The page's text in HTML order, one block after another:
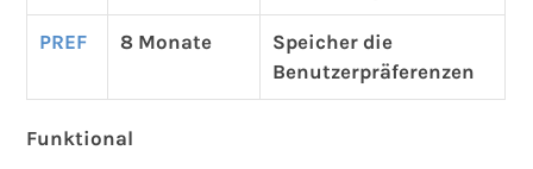
PREF 8 Monate
Speicher die
Benutzerpräferenzen
Funktional